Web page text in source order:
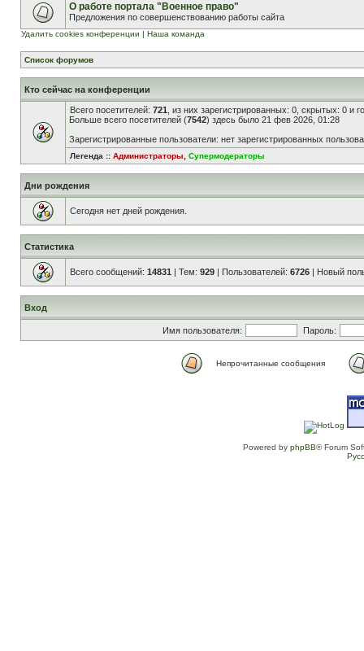
О работе портала "Военное право"
Предложения по совершенствованию работы сайта
Удалить cookies конференции | Наша команда
Список форумов
Кто сейчас на конференции
Всего посетителей: 721 , из них зарегистрированных: 0, скрытых: 0 и
Больше всего посетителей (7542) здесь было 21 фев 2026, 01:28
Зарегистрированные пользователи: нет зарегистрированных
Легенда :: Администраторы Супермодераторы
Дни рождения
Сегодня нет дней рождения.
Статистика
Всего сообщений: 14831 | Тем: 929 | Пользователей: 6726 | Новый
Вход
Имя пользователя: Пароль:
Непрочитанные сообщения
Powered by phpBB® Forum